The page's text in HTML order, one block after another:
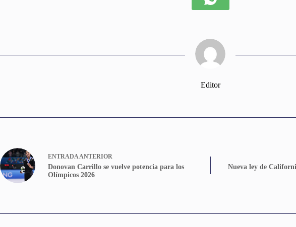
Editor
ENTRADAANTERIOR
Donovan Carrillo se vuelve potencia para los
Olímpicos 2026
Nueva ley de